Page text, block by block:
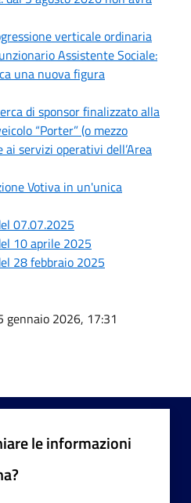
verticale ordinaria
Assistente Sociale:
una nuova figura
di sponsor finalizzato alla
“Porter” (o mezzo
servizi operativi dell’Area
Votiva in un'unica
07.07.2025
10 aprile 2025
28 febbraio 2025
gennaio 2026, 17:31
le informazioni